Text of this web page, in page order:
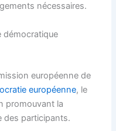
nécessaires.
démocratique
européenne de
européenne, le
promouvant la
des participants.